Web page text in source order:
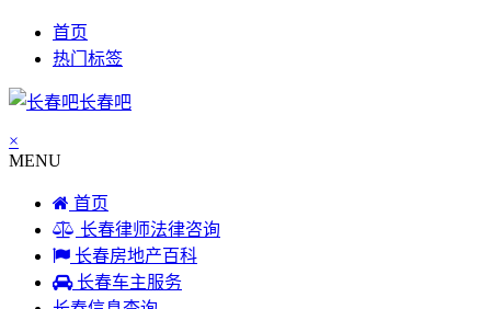
首页
热门标签
长春吧
×
MENU
首页
长春律师法律咨询
长春房地产百科
长春车主服务